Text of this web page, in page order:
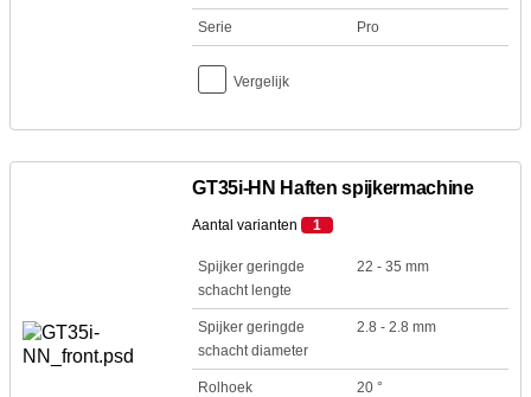
Serie Pro
Vergelijk
GT35i-HN Haften spijkermachine
Aantal varianten 1
Spijker geringde
schacht lengte
22 - 35 mm
Spijker geringde
schacht diameter
2.8 - 2.8 mm
Rolhoek 20 °